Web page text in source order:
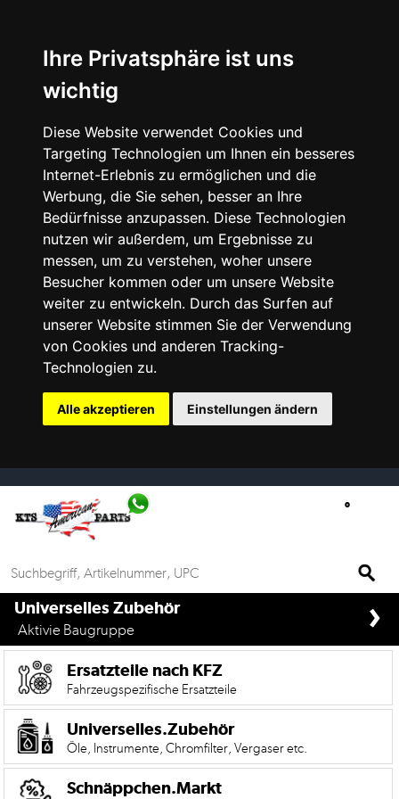
Ihre Privatsphäre ist uns
wichtig
Diese Website verwendet Cookies und
Targeting Technologien um Ihnen ein besseres
Internet-Erlebnis zu ermöglichen und die
Werbung, die Sie sehen, besser an Ihre
Bedürfnisse anzupassen. Diese Technologien
nutzen wir außerdem, um Ergebnisse zu
messen, um zu verstehen, woher unsere
Besucher kommen oder um unsere Website
weiter zu entwickeln. Durch das Surfen auf
unserer Website stimmen Sie der Verwendung
von Cookies und anderen Tracking-
Technologien zu.
Alle akzeptieren Einstellungen ändern
nach
KFZ
Universelles
Anfrage
&
Kontaktformular
Garage
Carport
Die
Mobile
Version
if%> >
Universelles Zubehör
Aktivie Baugruppe ›
Ersatzteile nach KFZ
Fahrzeugspezifische Ersatzteile
Universelles.Zubehör
Öle, Instrumente, Chromfilter, Vergaser etc.
Schnäppchen.Markt